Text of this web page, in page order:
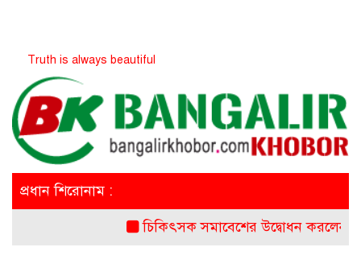
always beautiful
প্রধান শিরোনাম :
চিকিৎসক সমাবেশের উদ্বোধন করলেন